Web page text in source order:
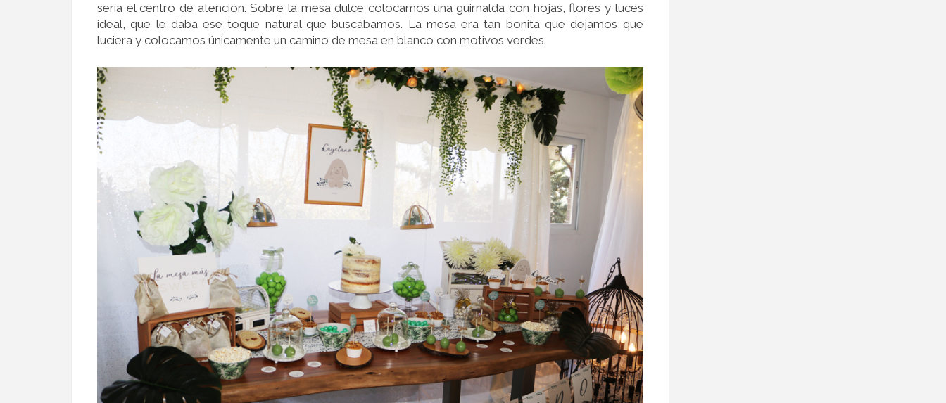
sería el centro de atención. Sobre la mesa dulce colocamos una guirnalda con hojas, flores y luces
ideal, que le daba ese toque natural que buscábamos. La mesa era tan bonita que dejamos que
luciera y colocamos únicamente un camino de mesa en blanco con motivos verdes.